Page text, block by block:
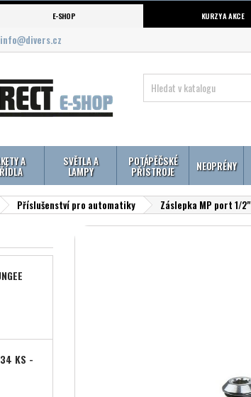
E-SHOP KURZY A AKCE
info@divers.cz
A SVĚTLA A
LAMPY
POTÁPĚČSKÉ
PŘÍSTROJE NEOPRÉNY
Příslušenství pro automatiky Záslepka MP port 1/2"
34 KS -